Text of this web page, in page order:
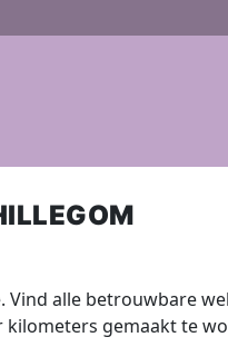
alle betrouwbare
gemaakt te